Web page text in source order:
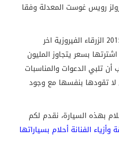
رويس غوست المعدلة وفقا
وتعتبر سيارة الرولز رويس 2015 الزرقاء الفيروزية اخر
بسعر يتجاوز المليون
تلبي الدعوات والمناسبات
لا تقودها بنفسها مع وجود
بهذه السيارة، نقدم لكم
وأزياء الفنانة أحلام بسياراتها